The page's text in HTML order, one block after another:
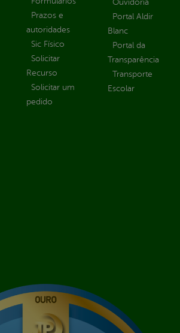
Prazos e
autoridades
Sic Físico
Solicitar
Recurso
Solicitar um
pedido
Ouvidoria
Portal Aldir
Blanc
Portal da
Transparência
Transporte
Escolar